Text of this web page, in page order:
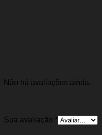
Não há avaliações ainda.
Sua avaliação *